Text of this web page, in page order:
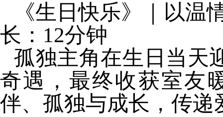
《生日快乐》｜以
长： 12分钟
孤独主角在生日当天
奇遇，最终收获室友
伴、孤独与成长，传递